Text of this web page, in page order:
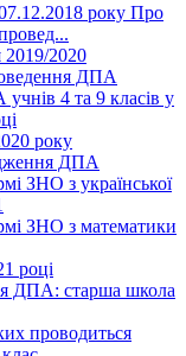
року Про
2019/2020
ДПА
4 та 9 класів у
року
ДПА
ЗНО з української
ЗНО з математики
році
ДПА: старша школа
проводиться